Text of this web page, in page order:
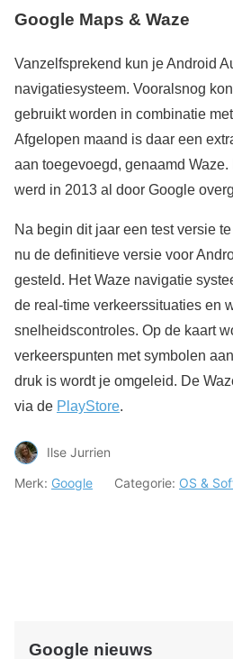
Google Maps & Waze
Vanzelfsprekend kun je Android
navigatiesysteem. Vooralsnog
gebruikt worden in combinatie
Afgelopen maand is daar een
aan toegevoegd, genaamd
werd in 2013 al door Google
Na begin dit jaar een test versie
nu de definitieve versie voor
gesteld. Het Waze navigatie
de real-time verkeerssituaties en
snelheidscontroles. Op de kaart
verkeerspunten met symbolen
druk is wordt je omgeleid. De
via de PlayStore.
Ilse Jurrien
Merk: Google Categorie: OS &
Google nieuws